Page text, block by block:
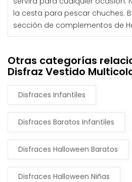
la cesta para pescar chuches.
sección de complementos de
Otras categorías
Disfraz Vestido
Disfraces Infantiles
Disfraces Baratos Infantiles
Disfraces Halloween Baratos
Disfraces Halloween Niñas